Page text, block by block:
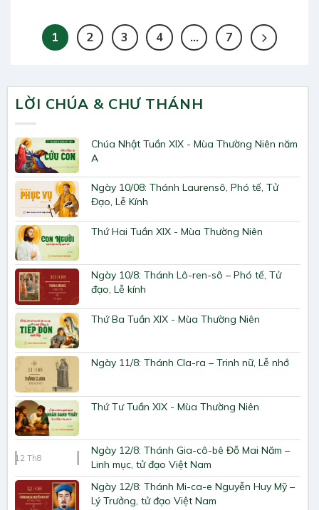
1 2 3 4 … 7
LỜI CHÚA & CHƯ THÁNH
Chúa Nhật Tuần XIX - Mùa Thường Niên năm
A
Ngày 10/08: Thánh Laurensô, Phó tế, Tử
Đạo, Lễ Kính
Thứ Hai Tuần XIX - Mùa Thường Niên
Ngày 10/8: Thánh Lô-ren-sô – Phó tế, Tử
đạo, Lễ kính
Thứ Ba Tuần XIX - Mùa Thường Niên
Ngày 11/8: Thánh Cla-ra – Trinh nữ, Lễ nhớ
Thứ Tư Tuần XIX - Mùa Thường Niên
12 Th8
Ngày 12/8: Thánh Gia-cô-bê Đỗ Mai Năm –
Linh mục, tử đạo Việt Nam
Ngày 12/8: Thánh Mi-ca-e Nguyễn Huy Mỹ –
Lý Trưởng, tử đạo Việt Nam